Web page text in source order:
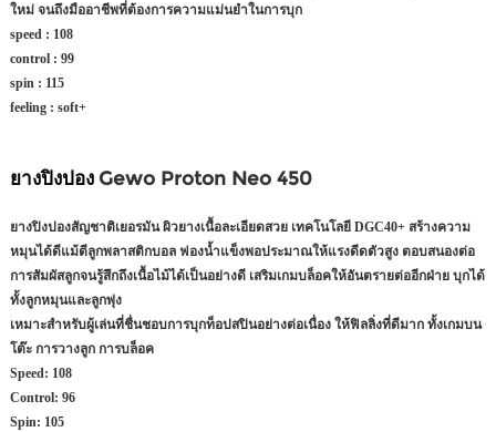
ใหม่ จนถึงมืออาชีพที่ต้องการความแม่นยำในการบุก
speed : 108
control : 99
spin : 115
feeling : soft+
ยางปิงปอง Gewo Proton Neo 450
ยางปิงปองสัญชาติเยอรมัน ผิวยางเนื้อละเอียดสวย เทคโนโลยี DGC40+ สร้างความ
หมุนได้ดีแม้ตีลูกพลาสติกบอล ฟองน้ำแข็งพอประมาณให้แรงดีดตัวสูง ตอบสนองต่อ
การสัมผัสลูกจนรู้สึกถึงเนื้อไม้ได้เป็นอย่างดี เสริมเกมบล็อคให้อันตรายต่ออีกฝ่าย บุกได้
ทั้งลูกหมุนและลูกพุ่ง
เหมาะสำหรับผู้เล่นที่ชื่นชอบการบุกท็อปสปินอย่างต่อเนื่อง ให้ฟิลลิ่งที่ดีมาก ทั้งเกมบน
โต๊ะ การวางลูก การบล็อค
Speed: 108
Control: 96
Spin: 105